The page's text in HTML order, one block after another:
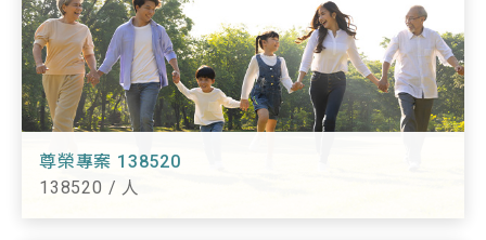
尊榮專案 138520
138520 / 人